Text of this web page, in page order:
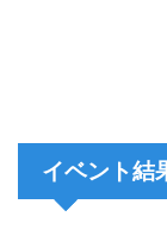
イベント結